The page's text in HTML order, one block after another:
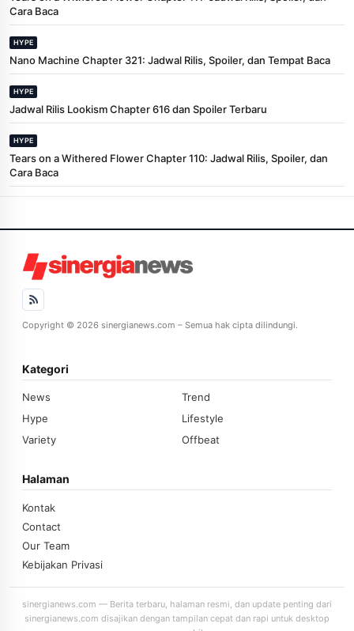
Cara Baca
HYPE
Nano Machine Chapter 321: Jadwal Rilis, Spoiler, dan Tempat Baca
HYPE
Jadwal Rilis Lookism Chapter 616 dan Spoiler Terbaru
HYPE
Tears on a Withered Flower Chapter 110: Jadwal Rilis, Spoiler, dan
Cara Baca
Copyright © 2026 sinergianews.com – Semua hak cipta dilindungi.
Kategori
News
Trend
Hype
Lifestyle
Variety
Offbeat
Halaman
Kontak
Contact
Our Team
Kebijakan Privasi
sinergianews.com — Berita terbaru, halaman resmi, dan update penting dari
sinergianews.com disajikan dengan tampilan cepat dan rapi untuk desktop